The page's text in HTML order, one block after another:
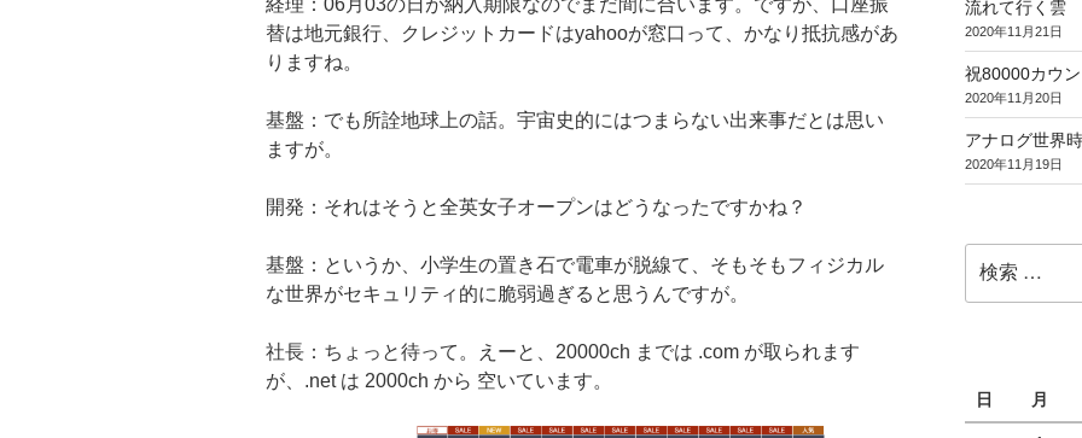
替は地元銀行、クレジットカードはyahooが窓口って、かなり抵抗感があ
りますね。
基盤：でも所詮地球上の話。宇宙史的にはつまらない出来事だとは思い
ますが。
開発：それはそうと全英女子オープンはどうなったですかね？
基盤：というか、小学生の置き石で電車が脱線て、そもそもフィジカル
な世界がセキュリティ的に脆弱過ぎると思うんですが。
社長：ちょっと待って。えーと、20000ch までは .com が取られます
が、.net は 2000ch から 空いています。
流れて行く雲
2020年11月21日
祝80000カウ
2020年11月20日
アナログ世界
2020年11月19日
索:
日
月